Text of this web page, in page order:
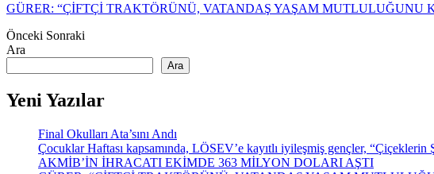
GÜRER: “ÇİFTÇİ TRAKTÖRÜNÜ, VATANDAŞ YAŞAM MUTLULUĞUNU
Önceki Sonraki
Ara
Ara
Yeni Yazılar
Final Okulları Ata’sını Andı
Çocuklar Haftası kapsamında, LÖSEV’e kayıtlı iyileşmiş gençler, “Çiçeklerin
AKMİB’İN İHRACATI EKİMDE 363 MİLYON DOLARI AŞTI